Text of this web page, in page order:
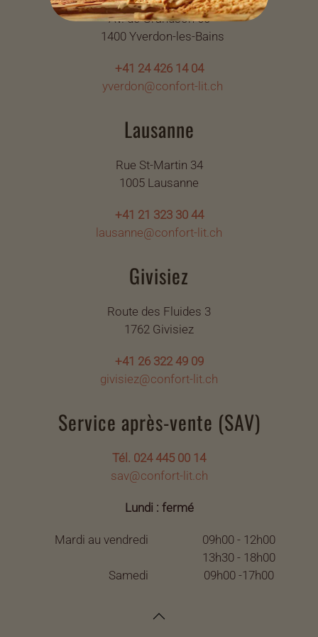
Av. de Grandson 60
1400 Yverdon-les-Bains
+41 24 426 14 04
yverdon@confort-lit.ch
Lausanne
Rue St-Martin 34
1005 Lausanne
+41 21 323 30 44
lausanne@confort-lit.ch
Givisiez
Route des Fluides 3
1762 Givisiez
+41 26 322 49 09
givisiez@confort-lit.ch
Service après-vente (SAV)
Tél. 024 445 00 14
sav@confort-lit.ch
Lundi : fermé
Mardi au vendredi
09h00 - 12h00
13h30 - 18h00
Samedi
09h00 -17h00